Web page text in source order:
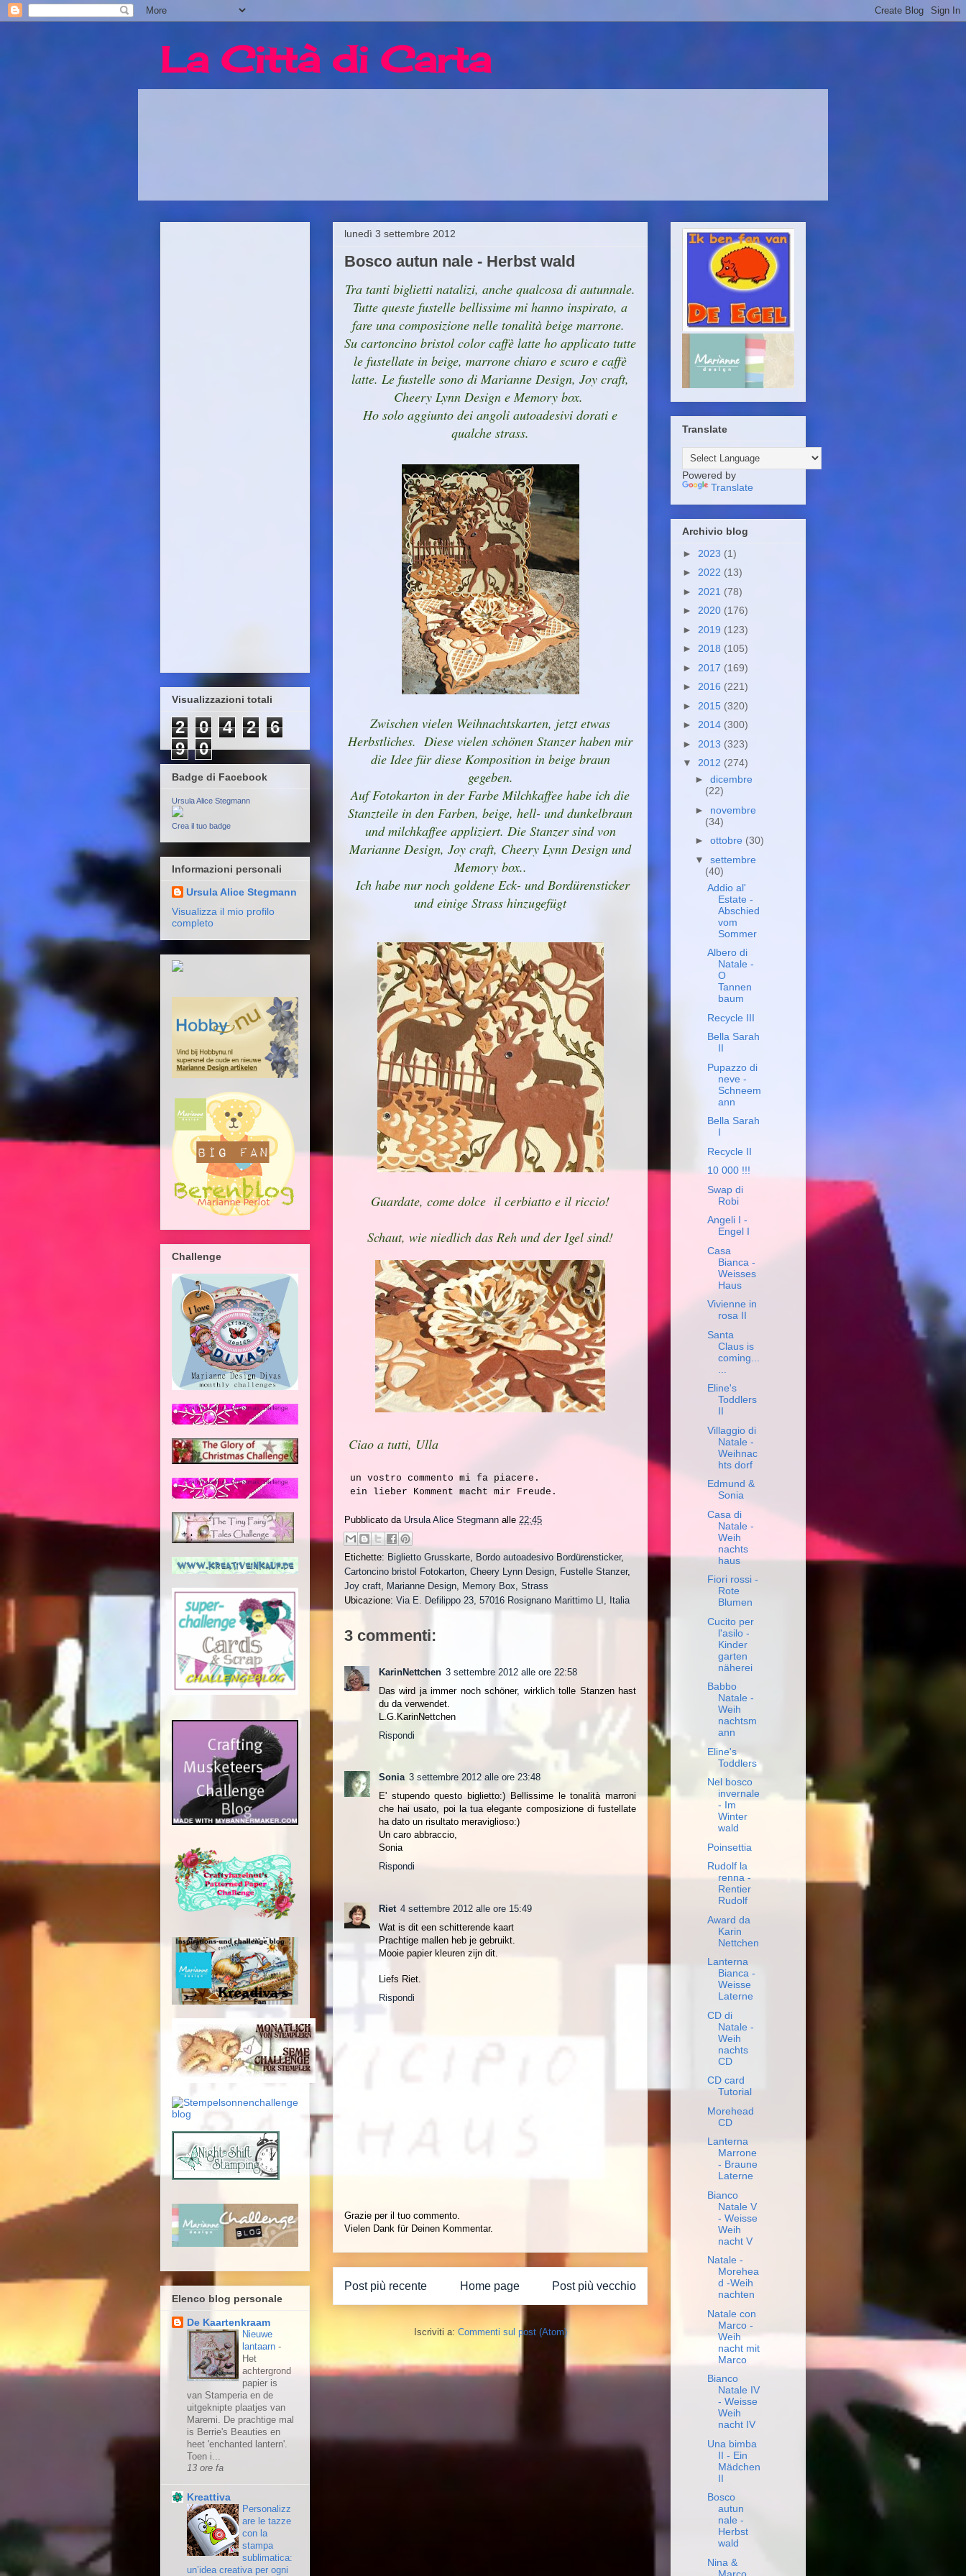
La Città di Carta
lunedì 3 settembre 2012
Bosco autun nale - Herbst wald
Tra tanti biglietti natalizi, anche qualcosa di autunnale.
Tutte queste fustelle bellissime mi hanno inspirato, a
fare una composizione nelle tonalità beige marrone.
Su cartoncino bristol color caffè latte ho applicato tutte
le fustellate in beige, marrone chiaro e scuro e caffè
latte. Le fustelle sono di Marianne Design, Joy craft,
Cheery Lynn Design e Memory box.
Ho solo aggiunto dei angoli autoadesivi dorati e
qualche strass.
Zwischen vielen Weihnachtskarten, jetzt etwas
Herbstliches. Diese vielen schönen Stanzer haben mir
die Idee für diese Komposition in beige braun
gegeben.
Auf Fotokarton in der Farbe Milchkaffee habe ich die
Stanzteile in den Farben, beige, hell- und dunkelbraun
und milchkaffee appliziert. Die Stanzer sind von
Marianne Design, Joy craft, Cheery Lynn Design und
Memory box..
Ich habe nur noch goldene Eck- und Bordürensticker
und einige Strass hinzugefügt
Guardate, come dolce il cerbiatto e il riccio!
Schaut, wie niedlich das Reh und der Igel sind!
Ciao a tutti, Ulla
un vostro commento mi fa piacere.
ein lieber Komment macht mir Freude.
Pubblicato da Ursula Alice Stegmann alle 22:45
Etichette: Biglietto Grusskarte, Bordo autoadesivo Bordürensticker,
Cartoncino bristol Fotokarton, Cheery Lynn Design, Fustelle Stanzer,
Joy craft, Marianne Design, Memory Box, Strass
Ubicazione: Via E. Defilippo 23, 57016 Rosignano Marittimo LI, Italia
3 commenti:
KarinNettchen 3 settembre 2012 alle ore 22:58
Das wird ja immer noch schöner, wirklich tolle Stanzen hast
du da verwendet.
L.G.KarinNettchen
Rispondi
Sonia 3 settembre 2012 alle ore 23:48
E' stupendo questo biglietto:) Bellissime le tonalità marroni
che hai usato, poi la tua elegante composizione di fustellate
ha dato un risultato meraviglioso:)
Un caro abbraccio,
Sonia
Rispondi
Riet 4 settembre 2012 alle ore 15:49
Wat is dit een schitterende kaart
Prachtige mallen heb je gebruikt.
Mooie papier kleuren zijn dit.
Liefs Riet.
Rispondi
Grazie per il tuo commento.
Vielen Dank für Deinen Kommentar.
Post più recente Post più vecchio
Home page
Iscriviti a: Commenti sul post (Atom)
Visualizzazioni totali
2 0 4 2
6
9
0
Badge di Facebook
Ursula Alice Stegmann
Crea il tuo badge
Informazioni personali
Ursula Alice Stegmann
Visualizza il mio profilo
completo
Challenge
Elenco blog personale
De Kaartenkraam
Nieuwe
lantaarn -
Het
achtergrond
papier is
van Stamperia en de
uitgeknipte plaatjes van
Maremi. De prachtige mal
is Berrie's Beauties en
heet 'enchanted lantern'.
Toen i...
13 ore fa
Kreattiva
Personalizz
are le tazze
con la
stampa
sublimatica:
un’idea creativa per ogni
Translate
Powered by
Translate
Archivio blog
► 2023 (1)
► 2022 (13)
► 2021 (78)
► 2020 (176)
► 2019 (123)
► 2018 (105)
► 2017 (169)
► 2016 (221)
► 2015 (320)
► 2014 (300)
► 2013 (323)
▼ 2012 (274)
► dicembre
(22)
► novembre
(34)
► ottobre (30)
▼ settembre
(40)
Addio al'
Estate -
Abschied
vom
Sommer
Albero di
Natale -
O
Tannen
baum
Recycle III
Bella Sarah
II
Pupazzo di
neve -
Schneem
ann
Bella Sarah
I
Recycle II
10 000 !!!
Swap di
Robi
Angeli I -
Engel I
Casa
Bianca -
Weisses
Haus
Vivienne in
rosa II
Santa
Claus is
coming...
Eline's
Toddlers
II
Villaggio di
Natale -
Weihnac
hts dorf
Edmund &
Sonia
Casa di
Natale -
Weih
nachts
haus
Fiori rossi -
Rote
Blumen
Cucito per
l'asilo -
Kinder
garten
näherei
Babbo
Natale -
Weih
nachtsm
ann
Eline's
Toddlers
Nel bosco
invernale
- Im
Winter
wald
Poinsettia
Rudolf la
renna -
Rentier
Rudolf
Award da
Karin
Nettchen
Lanterna
Bianca -
Weisse
Laterne
CD di
Natale -
Weih
nachts
CD
CD card
Tutorial
Morehead
CD
Lanterna
Marrone
- Braune
Laterne
Bianco
Natale V
- Weisse
Weih
nacht V
Natale -
Morehea
d -Weih
nachten
Natale con
Marco -
Weih
nacht mit
Marco
Bianco
Natale IV
- Weisse
Weih
nacht IV
Una bimba
II - Ein
Mädchen
II
Bosco
autun
nale -
Herbst
wald
Nina &